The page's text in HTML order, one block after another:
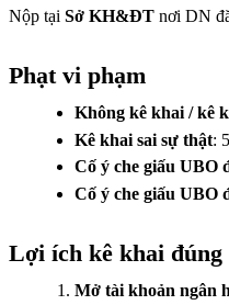
Nộp tại Sở KH&ĐT nơi DN
Phạt vi phạm
Không kê khai / kê
Kê khai sai sự thật:
Cố ý che giấu UBO
Cố ý che giấu UBO
Lợi ích kê khai đúng
Mở tài khoản ngân